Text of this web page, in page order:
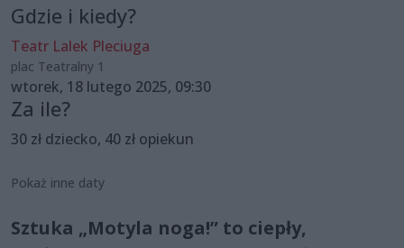
Gdzie i kiedy?
Teatr Lalek Pleciuga
plac Teatralny 1
wtorek, 18 lutego 2025, 09:30
Za ile?
30 zł dziecko, 40 zł opiekun
Pokaż inne daty
Sztuka „Motyla noga!” to ciepły,